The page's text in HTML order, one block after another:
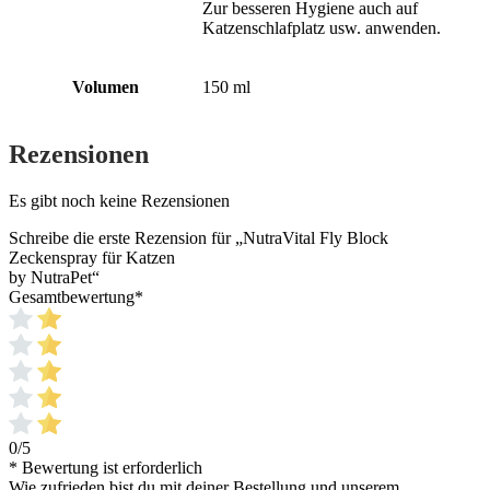
Zur besseren Hygiene auch auf
Katzenschlafplatz usw. anwenden.
Volumen 150 ml
Rezensionen
Es gibt noch keine Rezensionen
Schreibe die erste Rezension für „NutraVital Fly Block
Zeckenspray für Katzen
by NutraPet“
Gesamtbewertung*
0/5
* Bewertung ist erforderlich